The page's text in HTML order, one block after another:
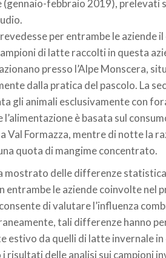
febbraio 2019), prelevati
per entrambe le aziende
di latte raccolti in questa
presso l’Alpe Monscera,
dalla pratica del pascolo. La
gli animali esclusivamente con
è basata sul
Formazza, mentre di notte la
quota di mangime concentrato.
mostrato delle differenze
entrambe le aziende coinvolte
di valutare l’influenza
tali differenze hanno
estivo da quelli di latte invernale
risultati delle analisi sui campioni